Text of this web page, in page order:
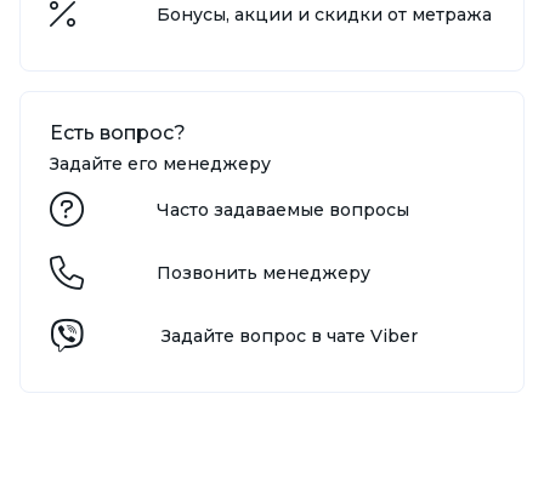
Бонусы, акции и скидки от метража
Есть вопрос?
Задайте его менеджеру
Часто задаваемые вопросы
Позвонить менеджеру
Задайте вопрос в чате Viber